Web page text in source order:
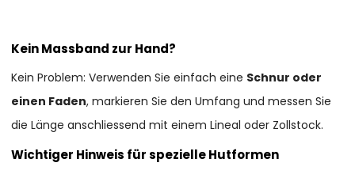
Kein Massband zur Hand?
Kein Problem: Verwenden Sie einfach eine Schnur oder
einen Faden, markieren Sie den Umfang und messen Sie
die Länge anschliessend mit einem Lineal oder Zollstock.
Wichtiger Hinweis für spezielle Hutformen